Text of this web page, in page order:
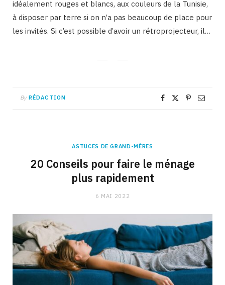
idéalement rouges et blancs, aux couleurs de la Tunisie,
à disposer par terre si on n’a pas beaucoup de place pour
les invités. Si c’est possible d’avoir un rétroprojecteur, il…
By RÉDACTION
ASTUCES DE GRAND-MÈRES
20 Conseils pour faire le ménage
plus rapidement
6 MAI 2022